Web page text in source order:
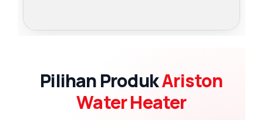
Pilihan ProdukAriston
Water Heater